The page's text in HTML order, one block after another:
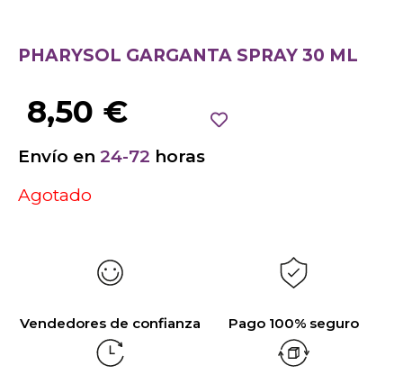
PHARYSOL GARGANTA SPRAY 30 ML
8,50 €
Envío en 24-72 horas
Agotado
Vendedores de confianza Pago 100% seguro